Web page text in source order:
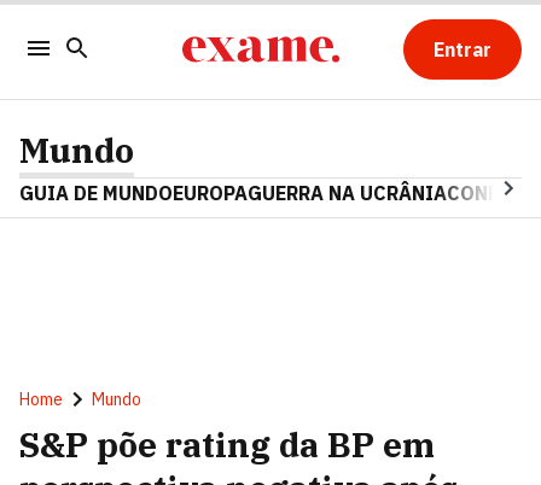
Entrar
Mundo
GUIA DE MUNDOEUROPAGUERRA NA UCRÂNIA
Home Mundo
S&P põe rating da BP em